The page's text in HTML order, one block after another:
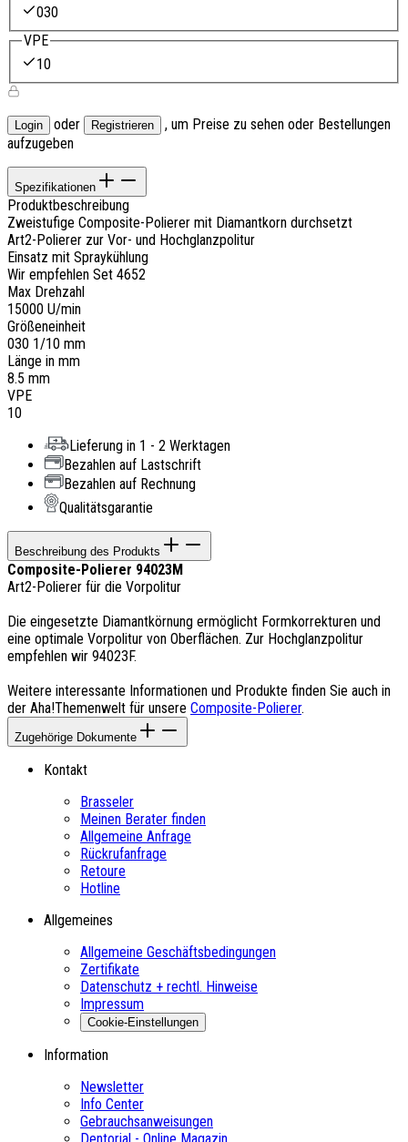
030
VPE
10
Login oder Registrieren
, um Preise zu sehen oder Bestellungen
aufzugeben
Spezifikationen
Produktbeschreibung
Zweistufige Composite-Polierer mit Diamantkorn durchsetzt
Art2-Polierer zur Vor- und Hochglanzpolitur
Einsatz mit Spraykühlung
Wir empfehlen Set 4652
Max Drehzahl
15000 U/min
Größeneinheit
030 1/10 mm
Länge in mm
8.5 mm
VPE
10
Lieferung in 1 - 2 Werktagen
Bezahlen auf Lastschrift
Bezahlen auf Rechnung
Qualitätsgarantie
Beschreibung des Produkts
Composite-Polierer 94023M
Art2-Polierer für die Vorpolitur
Die eingesetzte Diamantkörnung ermöglicht Formkorrekturen und
eine optimale Vorpolitur von Oberflächen. Zur Hochglanzpolitur
empfehlen wir 94023F.
Weitere interessante Informationen und Produkte finden Sie auch in
der Aha!Themenwelt für unsere Composite-Polierer.
Zugehörige Dokumente
Kontakt
Brasseler
Meinen Berater finden
Allgemeine Anfrage
Rückrufanfrage
Retoure
Hotline
Allgemeines
Allgemeine Geschäftsbedingungen
Zertifikate
Datenschutz + rechtl. Hinweise
Impressum
Cookie-Einstellungen
Information
Newsletter
Info Center
Gebrauchsanweisungen